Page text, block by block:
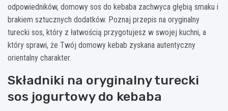
odpowiedników, domowy sos do kebaba zachwyca głębią smaku i
brakiem sztucznych dodatków. Poznaj przepis na oryginalny
turecki sos, który z łatwością przygotujesz w swojej kuchni, a
który sprawi, że Twój domowy kebab zyskana autentyczny
orientalny charakter.
Składniki na oryginalny turecki
sos jogurtowy do kebaba